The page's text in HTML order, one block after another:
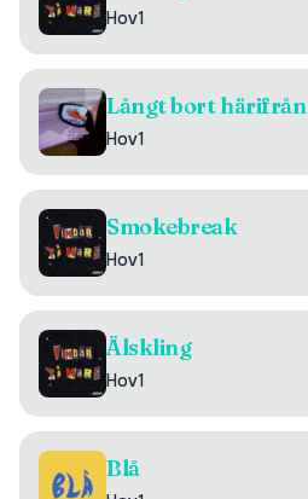
Hov1
Långt bort härifrån
Hov1
Smokebreak
Hov1
Älskling
Hov1
Blå